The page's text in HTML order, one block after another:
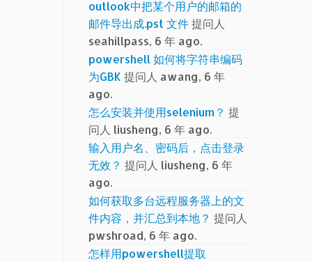
outlook中把某个用户的邮箱的
邮件导出成.pst 文件提问人
seahillpass, 6 年 ago.
powershell 如何将字符串编码
为GBK 提问人 awang, 6 年
ago.
怎么安装并使用selenium？ 提
问人 liusheng, 6 年 ago.
输入用户名、密码后，点击登录
无效？ 提问人 liusheng, 6 年
ago.
如何获取多台远程服务器上的文
件内容，并汇总到本地？ 提问人
pwshroad, 6 年 ago.
怎样用powershell提取